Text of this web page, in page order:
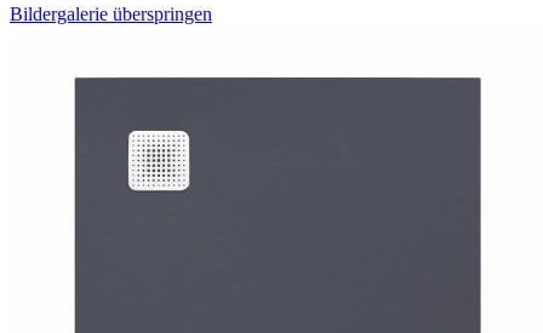
Bildergalerie überspringen